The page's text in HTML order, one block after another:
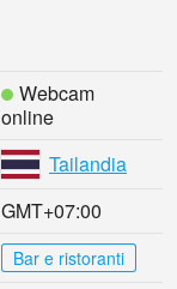
Webcam
online
Tailandia
GMT+07:00
Bar e ristoranti